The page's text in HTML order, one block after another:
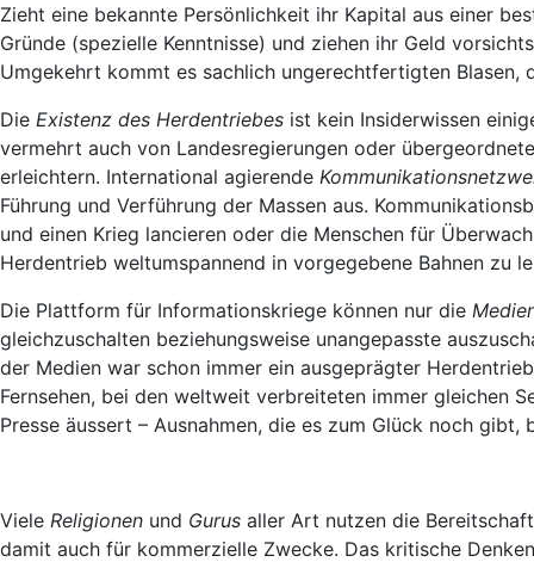
Zieht eine bekannte Persönlichkeit ihr Kapital aus einer
Gründe (spezielle Kenntnisse) und ziehen ihr Geld
Umgekehrt kommt es sachlich ungerechtfertigten Blasen,
Die Existenz des Herdentriebes ist kein Insiderwissen
vermehrt auch von Landesregierungen oder
erleichtern. International agierende
Führung und Verführung der Massen aus.
und einen Krieg lancieren oder die Menschen für
Herdentrieb weltumspannend in vorgegebene Bahnen zu
Die Plattform für Informationskriege können nur die
gleichzuschalten beziehungsweise unangepasste
der Medien war schon immer ein ausgeprägter
Fernsehen, bei den weltweit verbreiteten immer gleichen
Presse äussert – Ausnahmen, die es zum Glück noch gibt,
Viele Religionen und Gurus aller Art nutzen die
damit auch für kommerzielle Zwecke. Das kritische